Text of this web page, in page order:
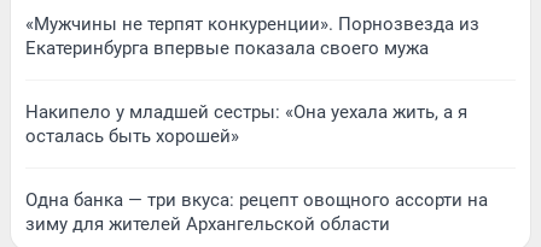
«Мужчины не терпят конкуренции». Порнозвезда из
Екатеринбурга впервые показала своего мужа
Накипело у младшей сестры: «Она уехала жить, а я
осталась быть хорошей»
Одна банка — три вкуса: рецепт овощного ассорти на
зиму для жителей Архангельской области